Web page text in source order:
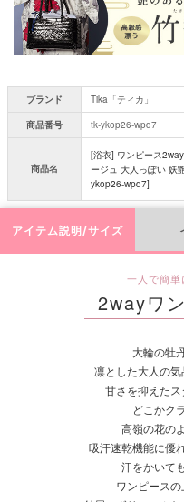
ブランド
Tika「ティカ」
商品番号
tk-ykop26-wpd7
商品名
[浴衣] ワンピース
ージュ 大人っぽい 妖
ykop26-wpd7]
アイテム説明/サイズ
一人で簡
2wayワ
大輪の牡
凛とした大人の
甘さを抑えたス
どこかク
高嶺の花の
吸汗速乾機能に優
汗をかいて
ワンピースの